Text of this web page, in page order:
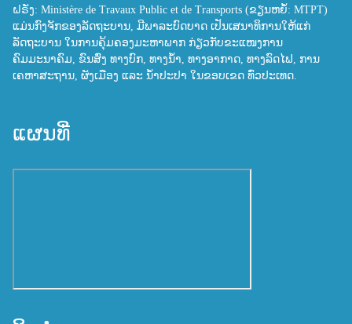
ຝຣັ່ງ: Ministère de Travaux Public et de Transports (ຂຽນຫຍໍ້: MTPT)
ແມ່ນກົງຈັກຂອງລັດຖະບານ, ມີພາລະບົດບາດ ເປັນເສນາທິການໃຫ້ແກ່
ລັດຖະບານ ໃນການຄຸ້ມຄອງມະຫາພາກ ກ່ຽວກັບຂະແໜງການ
ຄົມມະນາຄົມ, ຂົນສົ່ງ ທາງບົກ, ທາງນ້ຳ, ທາງອາກາດ, ທາງລົດໄຟ, ການ
ເຄຫາສະຖານ, ຜັງເມືອງ ແລະ ນ້ຳປະປາ ໃນຂອບເຂດ ທົ່ວປະເທດ.
ແຜນທີ່